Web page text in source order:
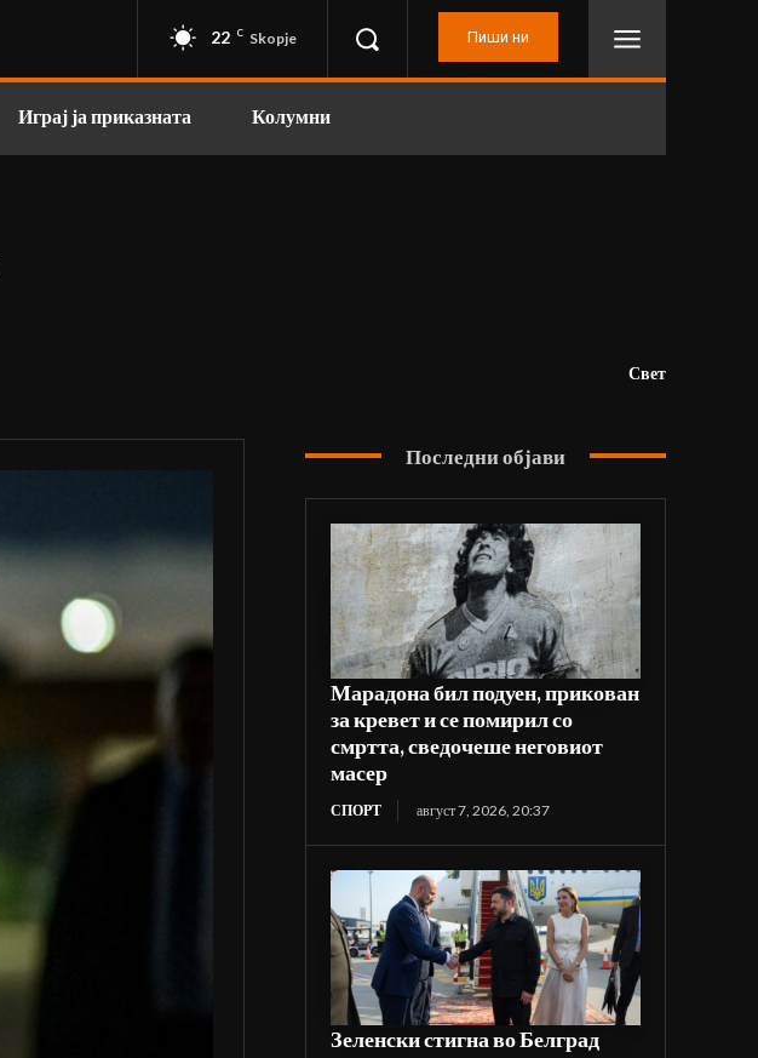
22 C Skopje Пиши ни
Играј ја приказната Колумни
Свет
Последни објави
Марадона бил подуен, прикован
за кревет и се помирил со
смртта, сведочеше неговиот
масер
СПОРТ август 7, 2026, 20:37
Зеленски стигна во Белград